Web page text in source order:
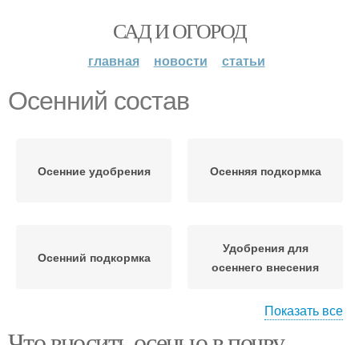
САД И ОГОРОД
главная новости статьи
Осенний состав
Осенние удобрения Осенняя подкормка
Осенний подкормка
Удобрения для
осеннего внесения
Показать все